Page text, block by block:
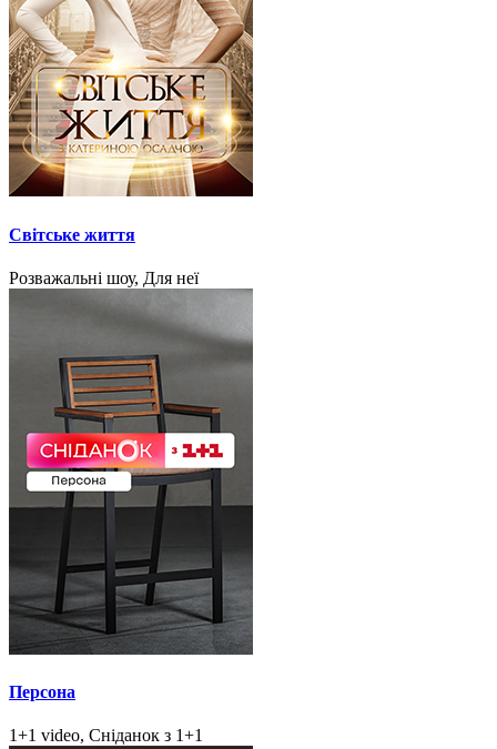
Світське життя
Розважальні шоу, Для неї
Персона
1+1 video, Сніданок з 1+1